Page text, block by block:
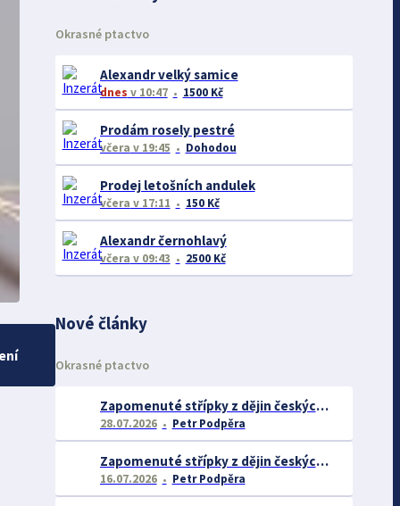
Okrasné ptactvo
Alexandr velký samice
dnes v 10:47 1500 Kč
Prodám rosely pestré
včera v 19:45 Dohodou
Prodej letošních andulek
včera v 17:11 150 Kč
Alexandr černohlavý
včera v 09:43 2500 Kč
Nové články
Okrasné ptactvo
Zapomenuté střípky z dějin českých exotářů - 3.část
28.07.2026 Petr Podpěra
Zapomenuté střípky z dějin českých exotářů - 2.část
16.07.2026 Petr Podpěra